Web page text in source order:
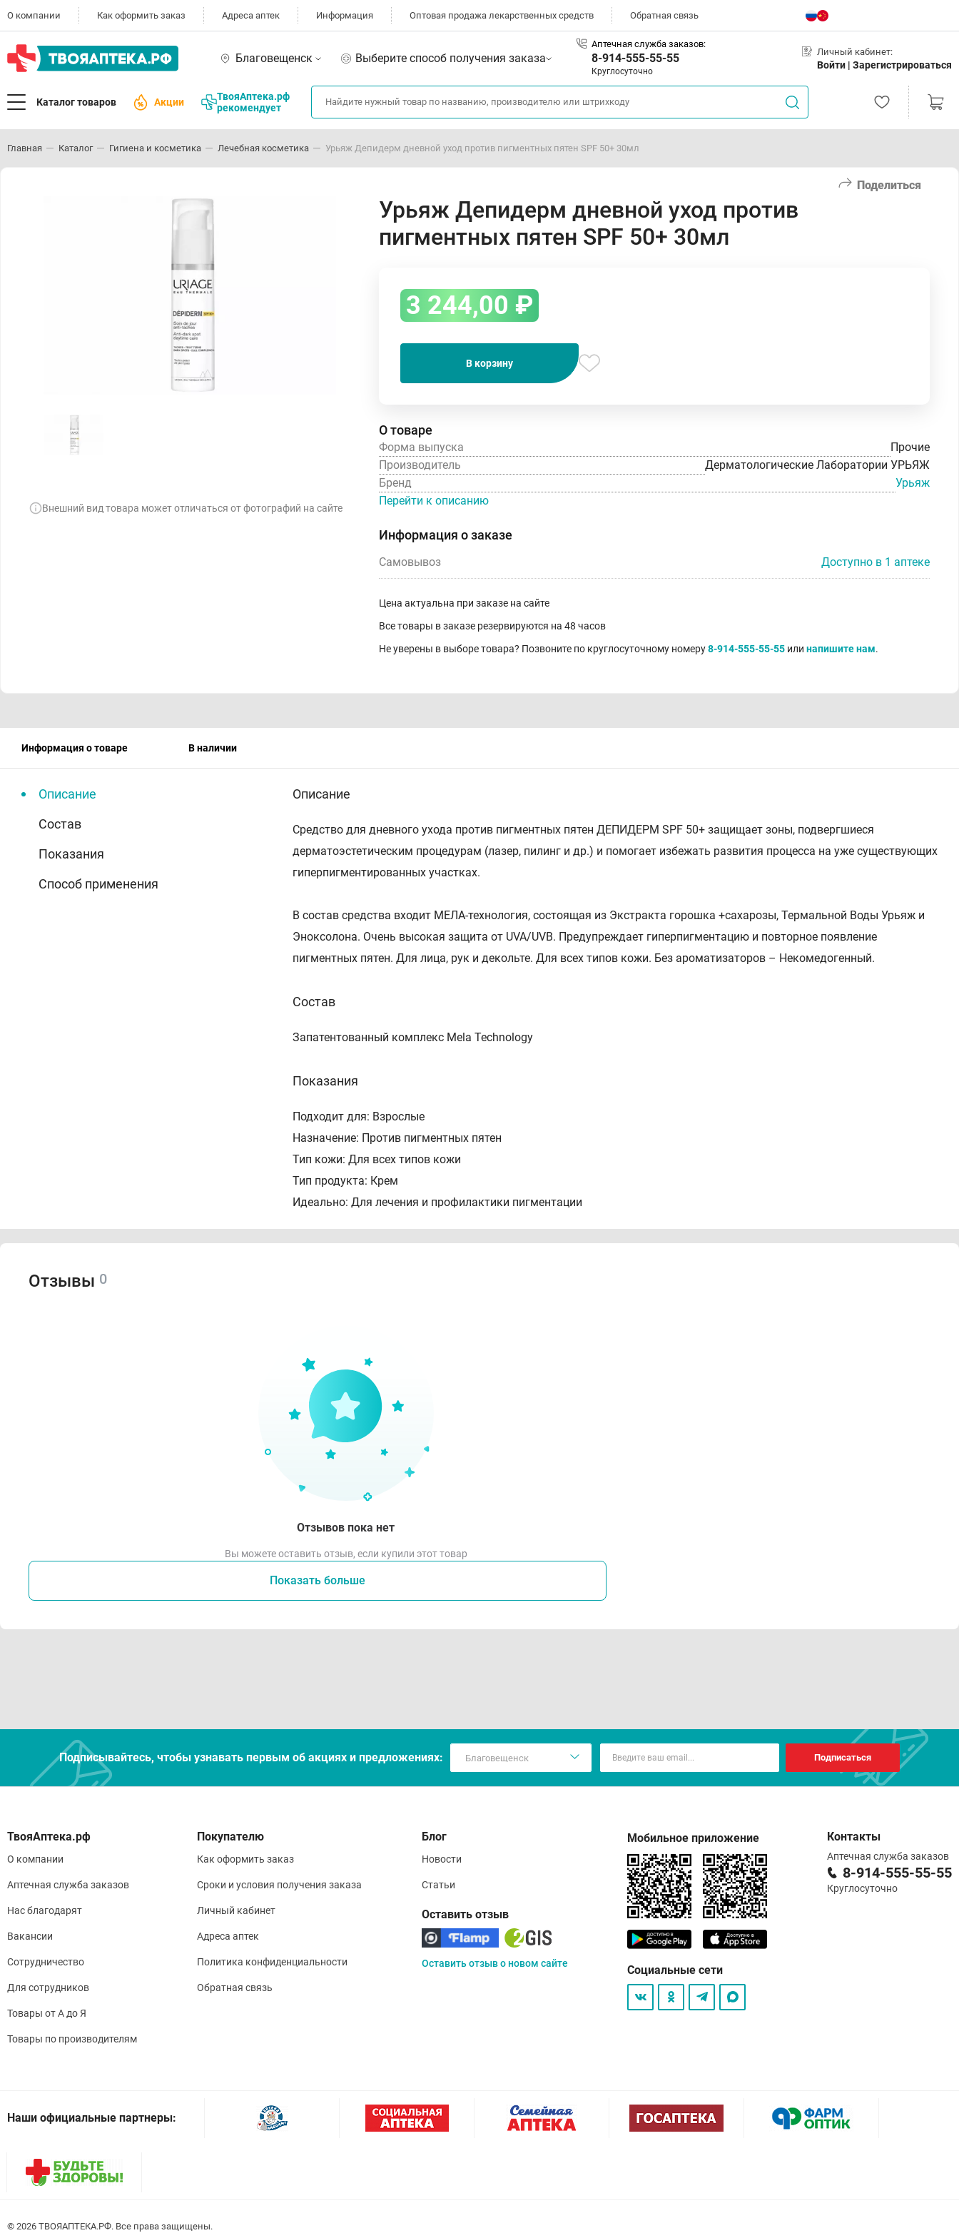
О компании Как оформить заказ Адреса аптек Информация Оптовая продажа лекарственных средств Обратная связь
Благовещенск Выберите способ получения заказа
Аптечная служба заказов:
8-914-555-55-55
Круглосуточно
Личный кабинет:
Войти | Зарегистрироваться
Каталог товаров Акции
ТвояАптека.рф
рекомендует
Главная Каталог Гигиена и косметика Лечебная косметика Урьяж Депидерм дневной уход против пигментных пятен SPF 50+ 30мл
Поделиться
Внешний вид товара может отличаться от фотографий на сайте
Урьяж Депидерм дневной уход против
пигментных пятен SPF 50+ 30мл
3 244,00 ₽
В корзину
О товаре
Форма выпуска
Прочие
Производитель
Дерматологические Лаборатории УРЬЯЖ
Бренд
Урьяж
Перейти к описанию
Информация о заказе
Самовывоз Доступно в 1 аптеке
Цена актуальна при заказе на сайте
Все товары в заказе резервируются на 48 часов
Не уверены в выборе товара? Позвоните по круглосуточному номеру8-914-555-55-55 или напишите нам.
Информация о товаре В наличии
Описание
Состав
Показания
Способ применения
Описание
Средство для дневного ухода против пигментных пятен ДЕПИДЕРМ SPF 50+ защищает зоны, подвергшиеся
дерматоэстетическим процедурам (лазер, пилинг и др.) и помогает избежать развития процесса на уже существующих
гиперпигментированных участках.
В состав средства входит МЕЛА-технология, состоящая из Экстракта горошка +сахарозы, Термальной Воды Урьяж и
Эноксолона. Очень высокая защита от UVA/UVB. Предупреждает гиперпигментацию и повторное появление
пигментных пятен. Для лица, рук и декольте. Для всех типов кожи. Без ароматизаторов – Некомедогенный.
Состав
Запатентованный комплекс Mela Technology
Показания
Подходит для: Взрослые
Назначение: Против пигментных пятен
Тип кожи: Для всех типов кожи
Тип продукта: Крем
Идеально: Для лечения и профилактики пигментации
Отзывы 0
Отзывов пока нет
Вы можете оставить отзыв, если купили этот товар
Показать больше
Подписывайтесь, чтобы узнавать первым об акцияx и предложениях: Подписаться
О компании
Аптечная служба заказов
Нас благодарят
Вакансии
Сотрудничество
Для сотрудников
Товары от А до Я
Товары по производителям
Покупателю
Как оформить заказ
Сроки и условия получения заказа
Личный кабинет
Адреса аптек
Политика конфиденциальности
Обратная связь
Блог
Новости
Статьи
Оставить отзыв
Оставить отзыв о новом сайте
Мобильное приложение
Социальные сети
Контакты
Аптечная служба заказов
8-914-555-55-55
Круглосуточно
Наши официальные партнеры:
© 2026 . Все права защищены.